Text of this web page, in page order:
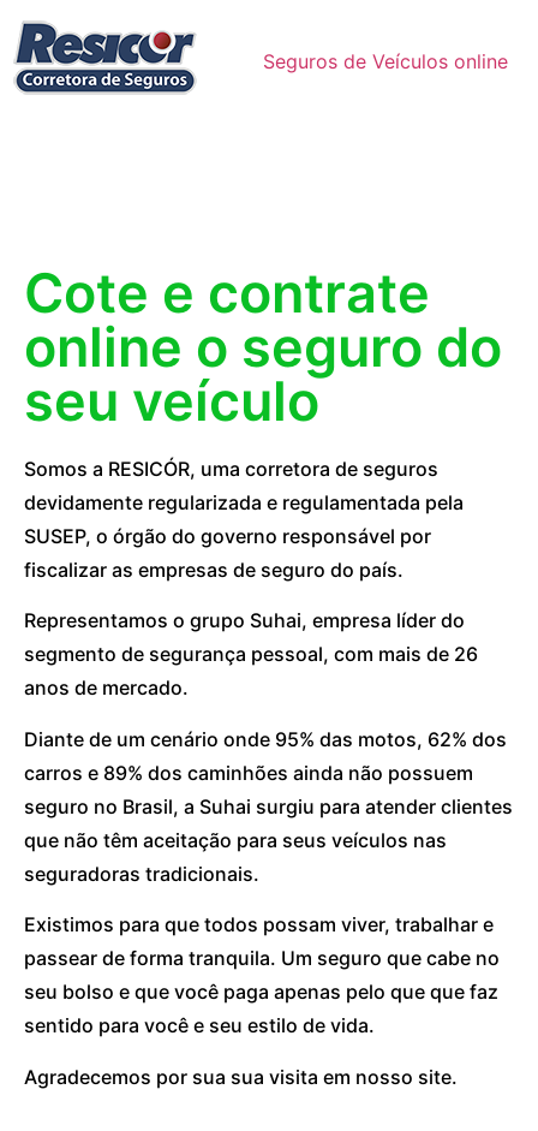
Seguros de Veículos online
Cote e contrate
online o seguro do
seu veículo
Somos a RESICÓR, uma corretora de seguros
devidamente regularizada e regulamentada pela
SUSEP, o órgão do governo responsável por
fiscalizar as empresas de seguro do país.
Representamos o grupo Suhai, empresa líder do
segmento de segurança pessoal, com mais de 26
anos de mercado.
Diante de um cenário onde 95% das motos, 62% dos
carros e 89% dos caminhões ainda não possuem
seguro no Brasil, a Suhai surgiu para atender clientes
que não têm aceitação para seus veículos nas
seguradoras tradicionais.
Existimos para que todos possam viver, trabalhar e
passear de forma tranquila. Um seguro que cabe no
seu bolso e que você paga apenas pelo que que faz
sentido para você e seu estilo de vida.
Agradecemos por sua sua visita em nosso site.